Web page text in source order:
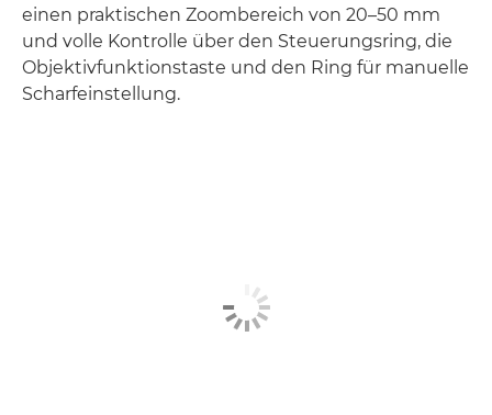
einen praktischen Zoombereich von 20–50 mm
und volle Kontrolle über den Steuerungsring, die
Objektivfunktionstaste und den Ring für manuelle
Scharfeinstellung.